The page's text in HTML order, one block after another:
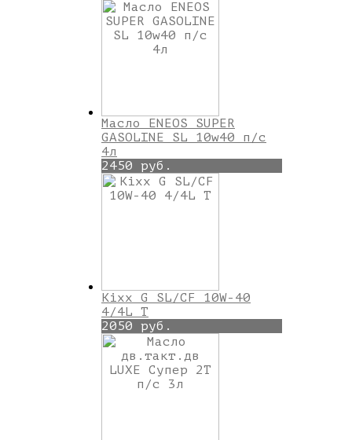
Масло ENEOS SUPER
GASOLINE SL 10w40 п/с
4л
2450 руб.
Kixx G SL/CF 10W-40
4/4L T
2050 руб.